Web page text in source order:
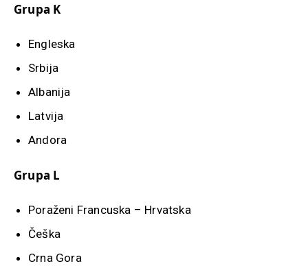
Grupa K
Engleska
Srbija
Albanija
Latvija
Andora
Grupa L
Poraženi Francuska – Hrvatska
Češka
Crna Gora